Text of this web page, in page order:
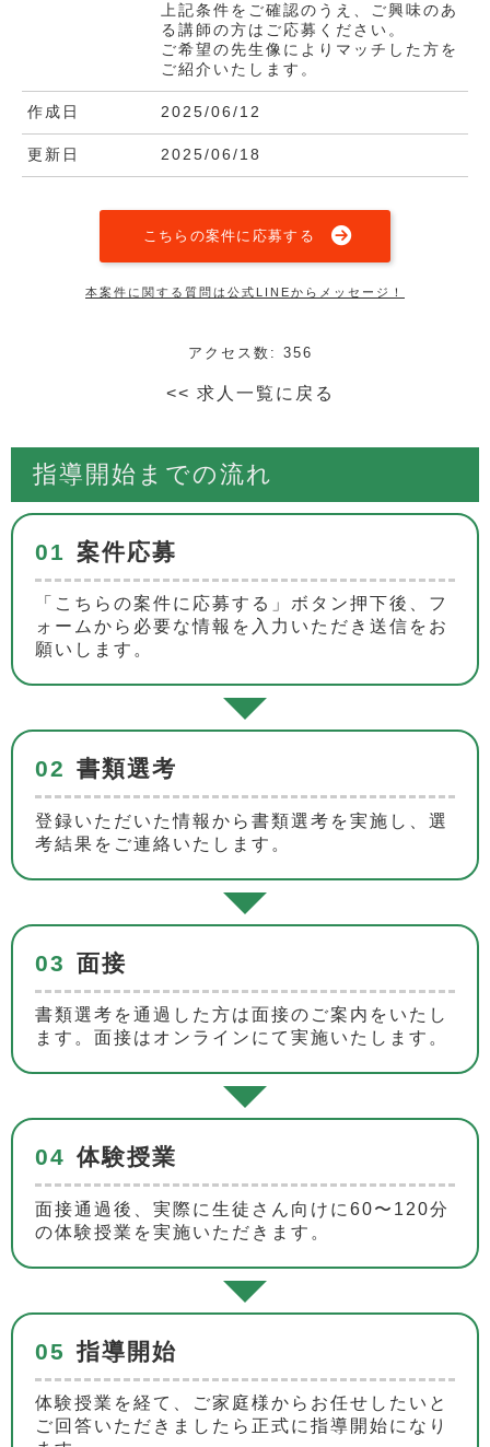
上記条件をご確認のうえ、ご興味のあ
る講師の方はご応募ください。
ご希望の先生像によりマッチした方を
ご紹介いたします。
作成日 2025/06/12
更新日 2025/06/18
こちらの案件に応募する
本案件に関する質問は公式LINEからメッセージ！
アクセス数: 356
<< 求人一覧に戻る
指導開始までの流れ
01 案件応募
「こちらの案件に応募する」ボタン押下後、フ
ォームから必要な情報を入力いただき送信をお
願いします。
02 書類選考
登録いただいた情報から書類選考を実施し、選
考結果をご連絡いたします。
03 面接
書類選考を通過した方は面接のご案内をいたし
ます。面接はオンラインにて実施いたします。
04 体験授業
面接通過後、実際に生徒さん向けに60〜120分
の体験授業を実施いただきます。
05 指導開始
体験授業を経て、ご家庭様からお任せしたいと
ご回答いただきましたら正式に指導開始になり